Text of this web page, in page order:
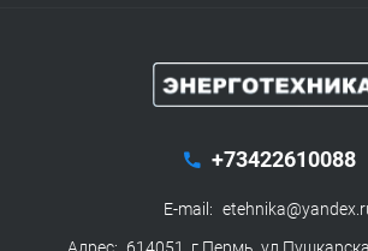
+73422610088
E-mail:
Адрес: 614051, г.Пермь,